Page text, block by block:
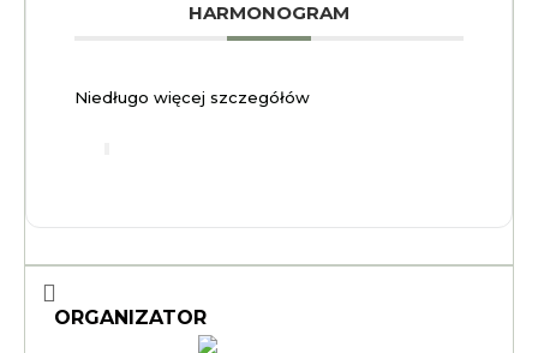
HARMONOGRAM
Niedługo więcej szczegółów
ORGANIZATOR